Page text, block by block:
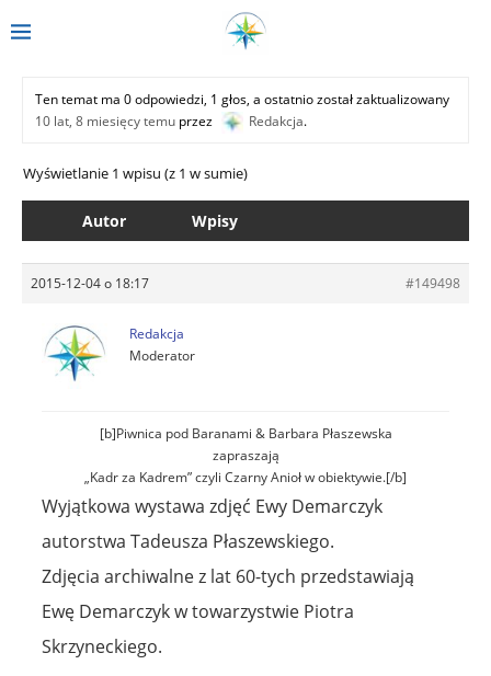
Ten temat ma 0 odpowiedzi, 1 głos, a ostatnio został zaktualizowany
10 lat, 8 miesięcy temu przez Redakcja.
Wyświetlanie 1 wpisu (z 1 w sumie)
Autor Wpisy
2015-12-04 o 18:17 #149498
Redakcja
Moderator
[b]Piwnica pod Baranami & Barbara Płaszewska
zapraszają
„Kadr za Kadrem” czyli Czarny Anioł w obiektywie.[/b]
Wyjątkowa wystawa zdjęć Ewy Demarczyk
autorstwa Tadeusza Płaszewskiego.
Zdjęcia archiwalne z lat 60-tych przedstawiają
Ewę Demarczyk w towarzystwie Piotra
Skrzyneckiego.